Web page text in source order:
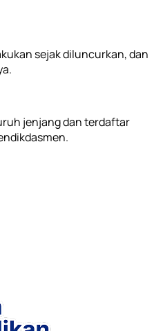
sejak diluncurkan, dan
jenjang dan terdaftar